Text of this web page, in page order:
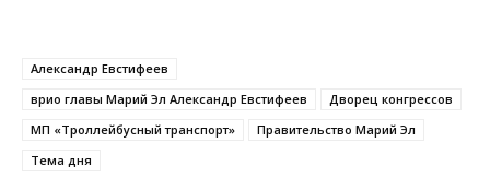
Александр Евстифеев
врио главы Марий Эл Александр Евстифеев
Дворец конгрессов
МП «Троллейбусный транспорт»
Правительство Марий Эл
Тема дня